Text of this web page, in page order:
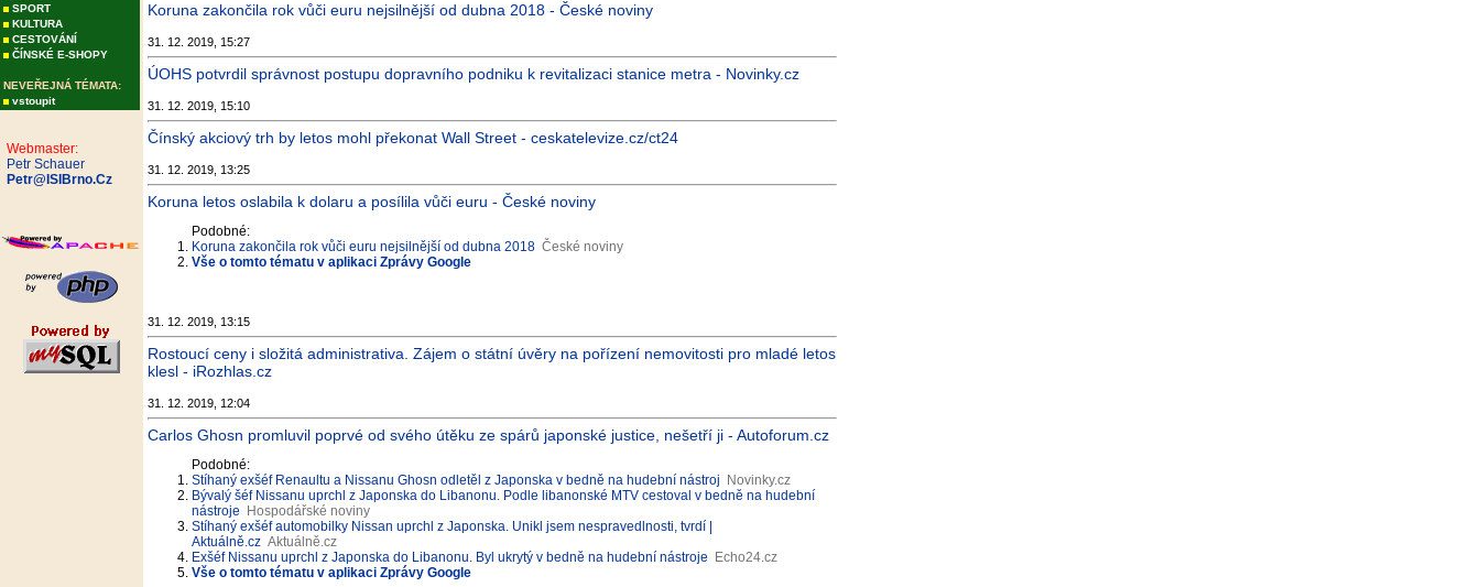
SPORT
KULTURA
CESTOVÁNÍ
ČÍNSKÉ E-SHOPY
NEVEŘEJNÁ TÉMATA:
vstoupit
Webmaster:
Petr Schauer
Petr@ISIBrno.Cz
Koruna zakončila rok vůči euru nejsilnější od dubna 2018 - České noviny
31. 12. 2019, 15:27
ÚOHS potvrdil správnost postupu dopravního podniku k revitalizaci stanice metra - Novinky.cz
31. 12. 2019, 15:10
Čínský akciový trh by letos mohl překonat Wall Street - ceskatelevize.cz/ct24
31. 12. 2019, 13:25
Koruna letos oslabila k dolaru a posílila vůči euru - České noviny
Podobné:
Koruna zakončila rok vůči euru nejsilnější od dubna 2018 České noviny
Vše o tomto tématu v aplikaci Zprávy Google
31. 12. 2019, 13:15
Rostoucí ceny i složitá administrativa. Zájem o státní úvěry na pořízení nemovitosti pro mladé letos
klesl - iRozhlas.cz
31. 12. 2019, 12:04
Carlos Ghosn promluvil poprvé od svého útěku ze spárů japonské justice, nešetří ji - Autoforum.cz
Podobné:
Stíhaný exšéf Renaultu a Nissanu Ghosn odletěl z Japonska v bedně na hudební nástroj
Novinky.cz
Bývalý šéf Nissanu uprchl z Japonska do Libanonu. Podle libanonské MTV cestoval v bedně na hudební
nástroje
Hospodářské noviny
Stíhaný exšéf automobilky Nissan uprchl z Japonska. Unikl jsem nespravedlnosti, tvrdí |
Aktuálně.cz Aktuálně.cz
Exšéf Nissanu uprchl z Japonska do Libanonu. Byl ukrytý v bedně na hudební nástroje
Echo24.cz
Vše o tomto tématu v aplikaci Zprávy Google